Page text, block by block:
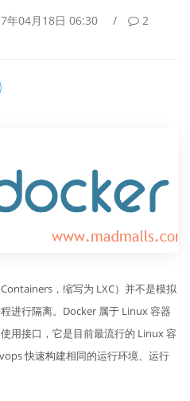
年04月18日 06:30 /
2
，缩写为 LXC）并不是模拟
进行隔离。Docker 属于 Linux 容器
用接口，它是目前最流行的 Linux 容
快速构建相同的运行环境、运行